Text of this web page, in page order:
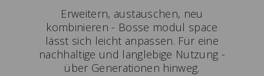
Erweitern, austauschen, neu
kombinieren - Bosse modul space
lässt sich leicht anpassen. Für eine
nachhaltige und langlebige Nutzung -
über Generationen hinweg.